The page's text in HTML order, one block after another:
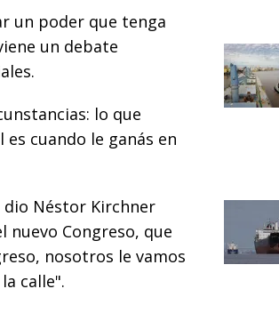
un poder que tenga
un debate
lo que
cuando le ganás en
dio Néstor Kirchner
nuevo Congreso, que
nosotros le vamos
calle".